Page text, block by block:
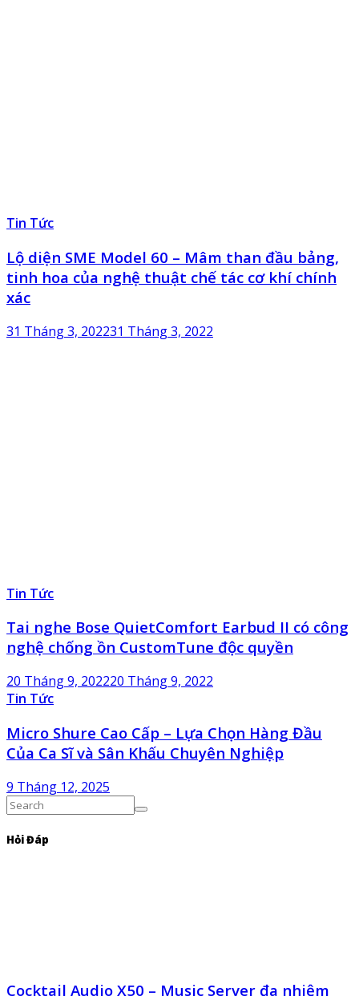
Tin Tức
Lộ diện SME Model 60 – Mâm than đầu bảng,
tinh hoa của nghệ thuật chế tác cơ khí chính
xác
31 Tháng 3, 202231 Tháng 3, 2022
Tin Tức
Tai nghe Bose QuietComfort Earbud II có công
nghệ chống ồn CustomTune độc quyền
20 Tháng 9, 202220 Tháng 9, 2022
Tin Tức
Micro Shure Cao Cấp – Lựa Chọn Hàng Đầu
Của Ca Sĩ và Sân Khấu Chuyên Nghiệp
9 Tháng 12, 2025
Hỏi Đáp
Cocktail Audio X50 – Music Server đa nhiệm